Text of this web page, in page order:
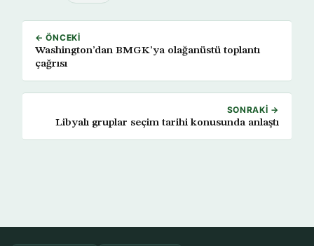
← ÖNCEKI
Washington’dan BMGK’ya olağanüstü toplantı
çağrısı
SONRAKI →
Libyalı gruplar seçim tarihi konusunda anlaştı